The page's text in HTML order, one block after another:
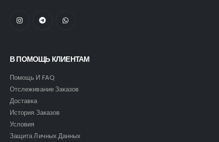
В ПОМОЩЬ КЛИЕНТАМ
Помощь И FAQ
Отслеживание Заказов
Доставка
История Заказов
Условия
Защита Личных Данных